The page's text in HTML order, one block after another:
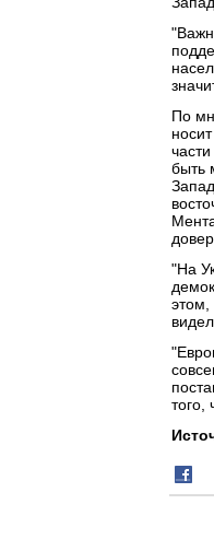
По
быть
"На
этом,
того,